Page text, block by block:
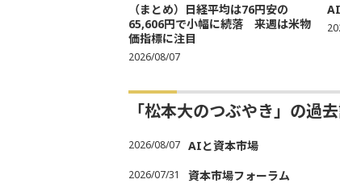
（まとめ）日経平均は76円安の
65,606円で小幅に続落 来週は米物
価指標に注目
2026/08/07
「松本大のつぶやき」の過
2026/08/07 AIと資本市場
2026/07/31 資本市場フォーラム